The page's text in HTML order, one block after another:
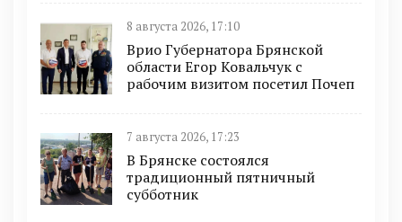
8 августа 2026, 17:10
Врио Губернатора Брянской
области Егор Ковальчук с
рабочим визитом посетил Почеп
7 августа 2026, 17:23
В Брянске состоялся
традиционный пятничный
субботник